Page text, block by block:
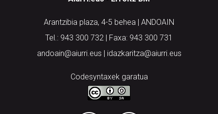
Arantzibia plaza, 4-5 behea | ANDOAIN
Tel.: 943 300 732 | Faxa: 943 300 731
andoain@aiurri.eus | idazkaritza@aiurri.eus
Codesyntaxek garatua